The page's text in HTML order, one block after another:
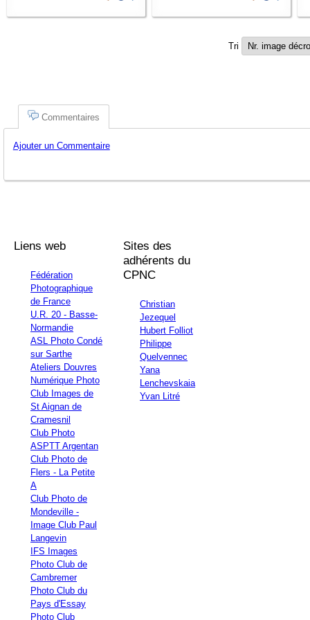
Tri
Commentaires
Ajouter un Commentaire
Liens web
Fédération
Photographique
de France
U.R. 20 - Basse-
Normandie
ASL Photo Condé
sur Sarthe
Ateliers Douvres
Numérique Photo
Club Images de
St Aignan de
Cramesnil
Club Photo
ASPTT Argentan
Club Photo de
Flers - La Petite
A
Club Photo de
Mondeville -
Image Club Paul
Langevin
IFS Images
Photo Club de
Cambremer
Photo Club du
Pays d'Essay
Photo Club
Sites des
adhérents du
CPNC
Christian
Jezequel
Hubert Folliot
Philippe
Quelvennec
Yana
Lenchevskaia
Yvan Litré